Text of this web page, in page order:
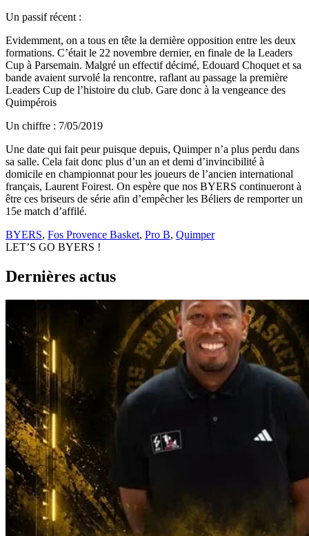
Un passif récent :
Evidemment, on a tous en tête la dernière opposition entre les deux
formations. C’était le 22 novembre dernier, en finale de la Leaders
Cup à Parsemain. Malgré un effectif décimé, Edouard Choquet et sa
bande avaient survolé la rencontre, raflant au passage la première
Leaders Cup de l’histoire du club. Gare donc à la vengeance des
Quimpérois
Un chiffre : 7/05/2019
Une date qui fait peur puisque depuis, Quimper n’a plus perdu dans
sa salle. Cela fait donc plus d’un an et demi d’invincibilité à
domicile en championnat pour les joueurs de l’ancien international
français, Laurent Foirest. On espère que nos BYERS continueront à
être ces briseurs de série afin d’empêcher les Béliers de remporter un
15e match d’affilé.
BYERS, Fos Provence Basket, Pro B, Quimper
LET’S GO BYERS !
Dernières actus